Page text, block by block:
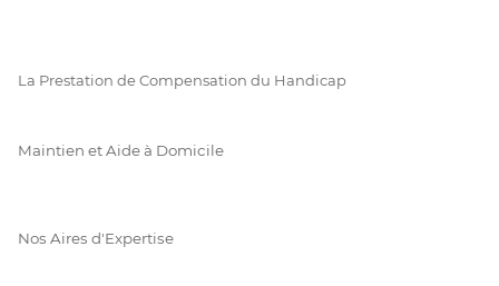
La Prestation de Compensation du Handicap
Maintien et Aide à Domicile
Nos Aires d'Expertise